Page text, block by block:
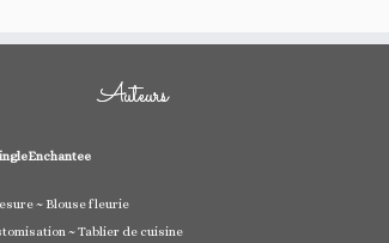
Auteurs
~ Blouse fleurie
~ Tablier de cuisine